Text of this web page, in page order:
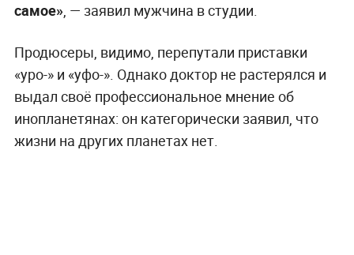
самое», — заявил мужчина в студии.
Продюсеры, видимо, перепутали приставки
«уро-» и «уфо-». Однако доктор не растерялся и
выдал своё профессиональное мнение об
инопланетянах: он категорически заявил, что
жизни на других планетах нет.